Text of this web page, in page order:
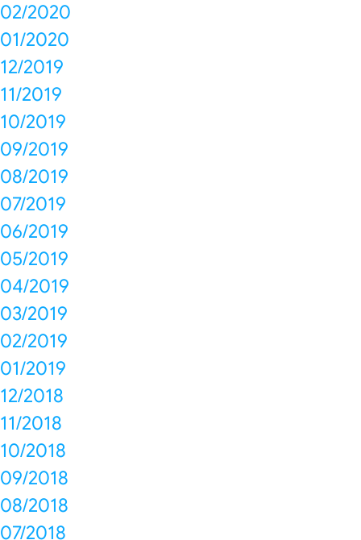
02/2020
01/2020
12/2019
11/2019
10/2019
09/2019
08/2019
07/2019
06/2019
05/2019
04/2019
03/2019
02/2019
01/2019
12/2018
11/2018
10/2018
09/2018
08/2018
07/2018